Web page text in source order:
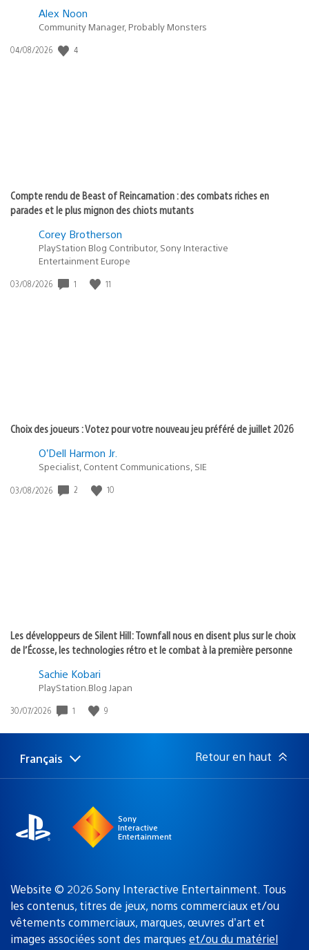
Alex Noon
Community Manager, Probably Monsters
Date
04/08/2026 4
Compte rendu de Beast of Reincarnation : des combats riches en
parades et le plus mignon des chiots mutants
Corey Brotherson
PlayStation Blog Contributor, Sony Interactive
Entertainment Europe
Date
03/08/2026 1 11
Choix des joueurs : Votez pour votre nouveau jeu préféré de juillet 2026
O’Dell Harmon Jr.
Specialist, Content Communications, SIE
Date
03/08/2026 2 10
Les développeurs de Silent Hill: Townfall nous en disent plus sur le choix
de l’Écosse, les technologies rétro et le combat à la première personne
Sachie Kobari
PlayStation.Blog Japan
Date
publication
30/07/2026 1 9
Choisir
Région
Français Retour en haut
Sony
Interactive
Entertainment
Website © 2026 Sony Interactive Entertainment. Tous
les contenus, titres de jeux, noms commerciaux et/ou
vêtements commerciaux, marques, œuvres d’art et
images associées sont des marques et/ou du matériel